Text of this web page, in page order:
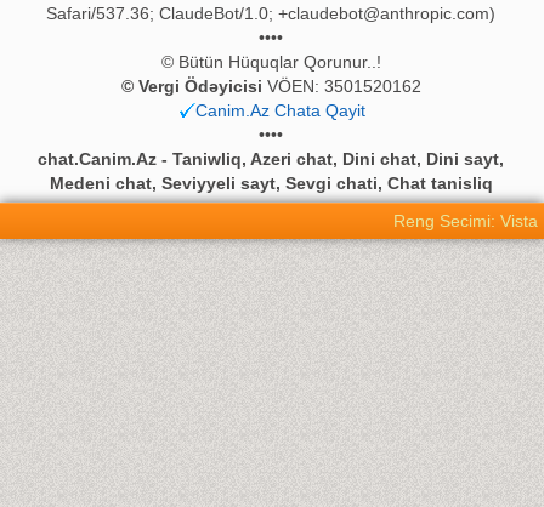
Safari/537.36; ClaudeBot/1.0; +claudebot@anthropic.com)
••••
© Bütün Hüquqlar Qorunur..!
© Vergi Ödəyicisi VÖEN: 3501520162
Canim.Az Chata Qayit
••••
chat.Canim.Az - Taniwliq, Azeri chat, Dini chat, Dini sayt,
Medeni chat, Seviyyeli sayt, Sevgi chati, Chat tanisliq
Reng Secimi: Vista